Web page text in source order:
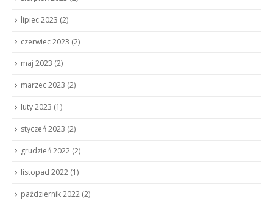
lipiec 2023 (2)
czerwiec 2023 (2)
maj 2023 (2)
marzec 2023 (2)
luty 2023 (1)
styczeń 2023 (2)
grudzień 2022 (2)
listopad 2022 (1)
październik 2022 (2)